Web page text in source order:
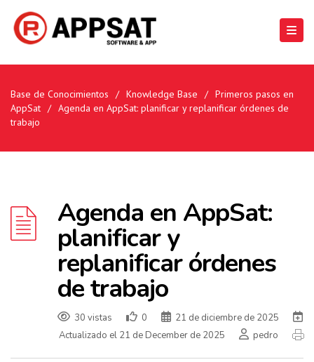
Base de Conocimientos / Knowledge Base / Primeros pasos en
AppSat / Agenda en AppSat: planificar y replanificar órdenes de
trabajo
Agenda en AppSat:
planificar y
replanificar órdenes
de trabajo
30 vistas 0
21 de diciembre de 2025
Actualizado el 21 de December de 2025
pedro